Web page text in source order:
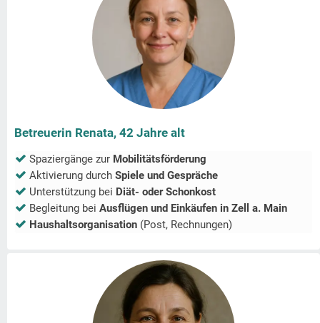
Betreuerin Renata, 42 Jahre alt
Spaziergänge zur Mobilitätsförderung
Aktivierung durch Spiele und Gespräche
Unterstützung bei Diät- oder Schonkost
Begleitung bei Ausflügen und Einkäufen in Zell a. Main
Haushaltsorganisation (Post, Rechnungen)